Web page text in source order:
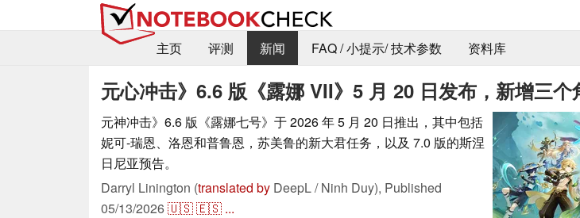
主页
评测 新闻 FAQ / 小提示/ 技术参数 资料库
元心冲击》6.6 版《露娜 VII》5 月 20 日发布，新增三个
元神冲击》6.6 版《露娜七号》于 2026 年 5 月 20 日推出，其中包括
妮可-瑞恩、洛恩和普鲁恩，苏美鲁的新大君任务，以及 7.0 版的斯涅
日尼亚预告。
Darryl Linington (translated by DeepL / Ninh Duy), Published
05/13/2026🇺🇸🇪🇸 ...